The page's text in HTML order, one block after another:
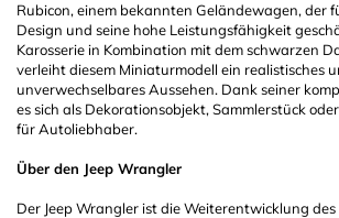
Rubicon, einem bekannten Geländewagen, der
Design und seine hohe Leistungsfähigkeit
Karosserie in Kombination mit dem schwarzen
verleiht diesem Miniaturmodell ein realistisches
unverwechselbares Aussehen. Dank seiner
es sich als Dekorationsobjekt, Sammlerstück
für Autoliebhaber.
Über den Jeep Wrangler
Der Jeep Wrangler ist die Weiterentwicklung des